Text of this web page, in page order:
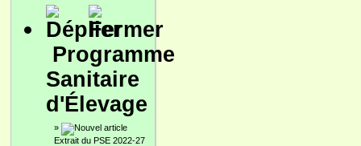
Programme
Sanitaire
d'Élevage
»
Extrait du PSE 2022-27